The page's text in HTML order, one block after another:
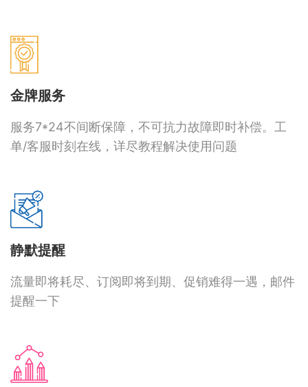
金牌服务
服务7*24不间断保障，不可抗力故障即时补偿。工
单/客服时刻在线，详尽教程解决使用问题
静默提醒
流量即将耗尽、订阅即将到期、促销难得一遇，邮件
提醒一下